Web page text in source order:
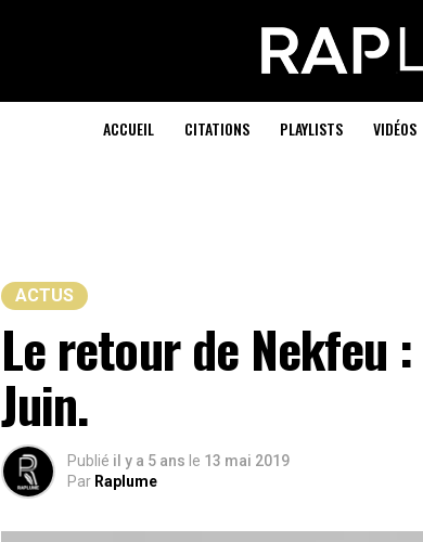
ACCUEIL CITATIONS PLAYLISTS VIDÉOS
ACTUS
Le retour de Nekfeu
Juin.
Publié il y a 5 ans le 13 mai 2019
Par Raplume